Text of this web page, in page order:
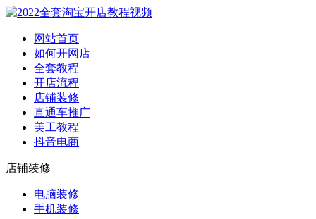
网站首页
如何开网店
全套教程
开店流程
店铺装修
直通车推广
美工教程
抖音电商
店铺装修
电脑装修
手机装修